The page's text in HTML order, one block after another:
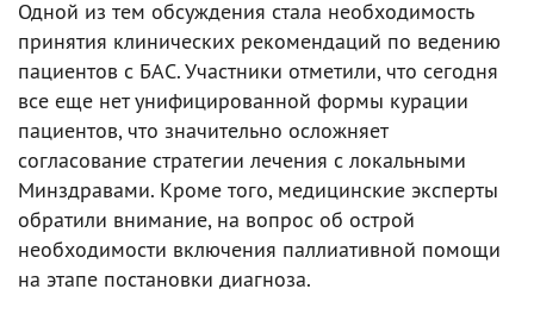
Одной из тем обсуждения стала необходимость
принятия клинических рекомендаций по ведению
пациентов с БАС. Участники отметили, что сегодня
все еще нет унифицированной формы курации
пациентов, что значительно осложняет
согласование стратегии лечения с локальными
Минздравами. Кроме того, медицинские эксперты
обратили внимание, на вопрос об острой
необходимости включения паллиативной помощи
на этапе постановки диагноза.